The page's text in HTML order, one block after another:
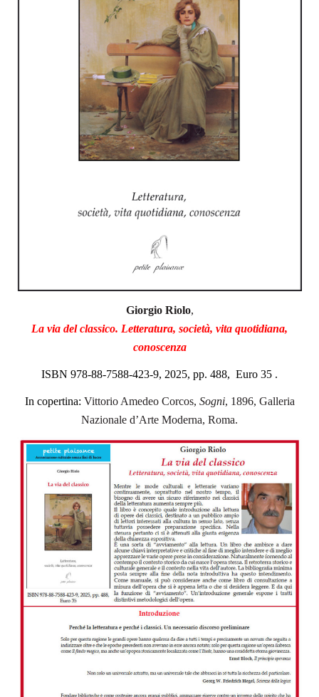
Giorgio Riolo,
La via del classico. Letteratura, società, vita quotidiana,
conoscenza
ISBN 978-88-7588-423-9, 2025, pp. 488, Euro 35 .
In copertina: Vittorio Amedeo Corcos, Sogni, 1896, Galleria
Nazionale d’Arte Moderna, Roma.